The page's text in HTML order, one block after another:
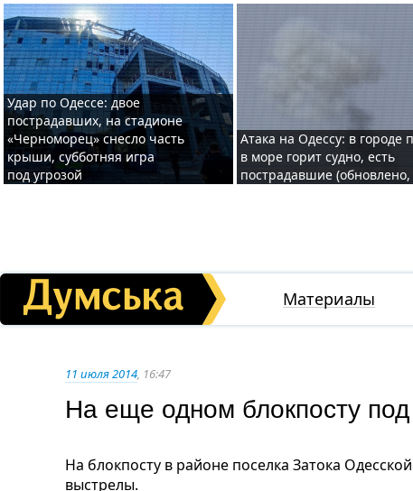
Удар по Одессе: двое
пострадавших, на стадионе
«Черноморец» снесло часть
крыши, субботняя игра
под угрозой
Атака на Одессу: в городе
в море горит судно, есть
пострадавшие (обновлено,
Материалы
11 июля 2014, 16:47
На еще одном блокпосту
На блокпосту в районе поселка Затока
выстрелы.